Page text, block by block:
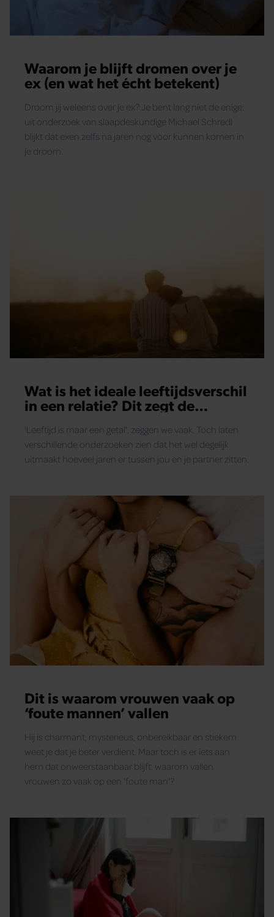
Waarom je blijft dromen over je
ex (en wat het écht betekent)
Droom jij weleens over je ex? Je bent lang niet de enige:
uit onderzoek van slaapdeskundige Michael Schredl
blijkt dat exen zelfs na jaren nog voor kunnen komen in
je droom.
Wat is het ideale leeftijdsverschil
in een relatie? Dit zegt de
'Leeftijd is maar een getal', zeggen we vaak. Toch laten
verschillende onderzoeken zien dat het wel degelijk
uitmaakt hoeveel jaren er tussen jou en je partner zitten.
Dit is waarom vrouwen vaak op
‘foute mannen’ vallen
Hij is charmant, mysterieus, onbereikbaar en stiekem
weet je dat je beter verdient. Maar toch is er íets aan
hem dat onweerstaanbaar blijft: waarom vallen
vrouwen zo vaak op een 'foute man'?